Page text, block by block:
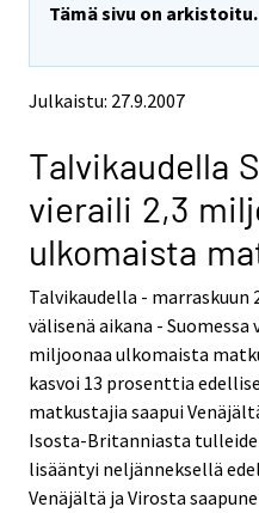
Tämä sivu on arkistoitu.
Julkaistu: 27.9.2007
Talvikaudella
vieraili 2,3
ulkomaista
Talvikaudella - marraskuun
välisenä aikana - Suomessa
miljoonaa ulkomaista
kasvoi 13 prosenttia
matkustajia saapui
Isosta-Britanniasta
lisääntyi neljänneksellä
Venäjältä ja Virosta